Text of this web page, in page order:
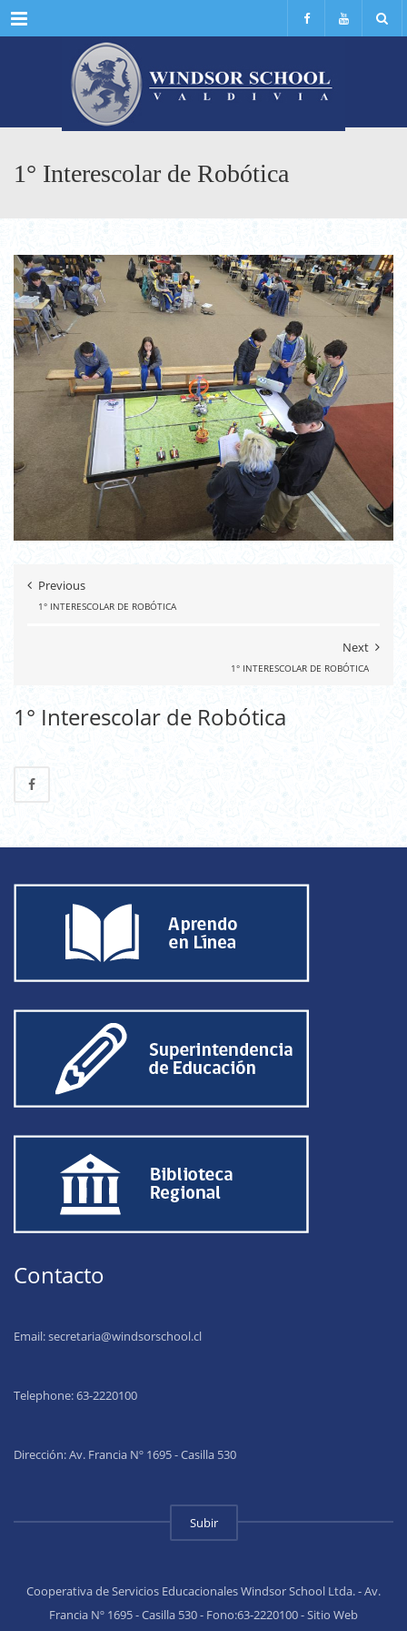
Menu
1° Interescolar de Robótica
Previous
1° INTERESCOLAR DE ROBÓTICA
Next
1° INTERESCOLAR DE ROBÓTICA
1° Interescolar de Robótica
Contacto
Email:secretaria@windsorschool.cl
Telephone: 63-2220100
Dirección: Av. Francia Nº 1695 - Casilla 530
Subir
Cooperativa de Servicios Educacionales Windsor School Ltda. - Av.
Francia Nº 1695 - Casilla 530 - Fono:63-2220100 - Sitio Web